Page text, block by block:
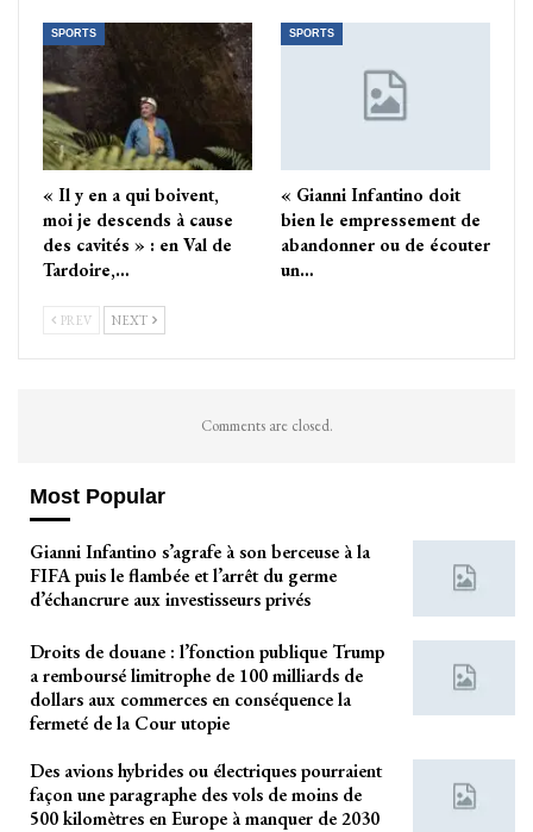
SPORTS
« Il y en a qui boivent,
moi je descends à cause
des cavités » : en Val de
Tardoire,…
SPORTS
« Gianni Infantino doit
bien le empressement de
abandonner ou de écouter
un…
PREV NEXT
Comments are closed.
Most Popular
Gianni Infantino s’agrafe à son berceuse à la
FIFA puis le flambée et l’arrêt du germe
d’échancrure aux investisseurs privés
Droits de douane : l’fonction publique Trump
a remboursé limitrophe de 100 milliards de
dollars aux commerces en conséquence la
fermeté de la Cour utopie
Des avions hybrides ou électriques pourraient
façon une paragraphe des vols de moins de
500 kilomètres en Europe à manquer de 2030